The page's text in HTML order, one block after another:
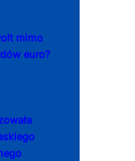
mimo
euro?